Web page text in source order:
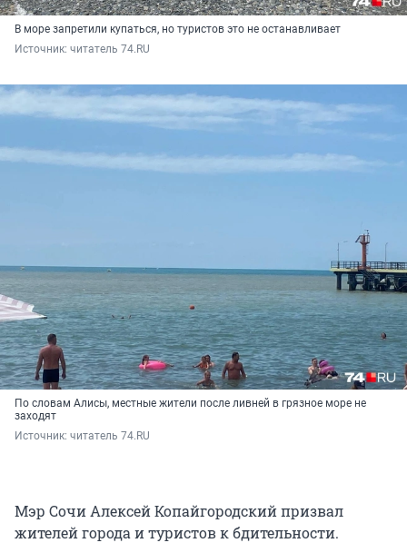
В море запретили купаться, но туристов это не останавливает
Источник: читатель 74.RU
По словам Алисы, местные жители после ливней в грязное море не
заходят
Источник: читатель 74.RU
Мэр Сочи Алексей Копайгородский призвал
жителей города и туристов к бдительности.